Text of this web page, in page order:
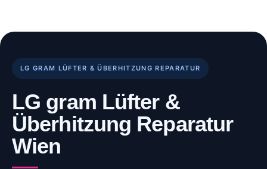
content
LG GRAM LÜFTER & ÜBERHITZUNG REPARATUR
LG gram Lüfter &
Überhitzung Reparatur
Wien